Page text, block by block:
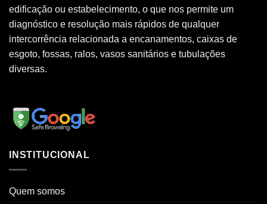
edificação ou estabelecimento, o que nos permite um
diagnóstico e resolução mais rápidos de qualquer
intercorrência relacionada a encanamentos, caixas de
esgoto, fossas, ralos, vasos sanitários e tubulações
diversas.
INSTITUCIONAL
Quem somos